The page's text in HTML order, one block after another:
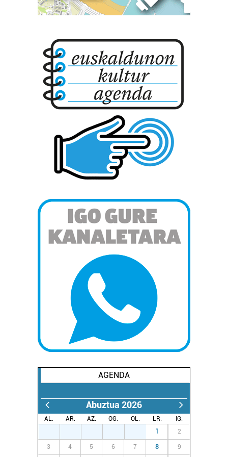
AGENDA
Abuztua 2026
AL. AR. AZ. OG. OL. LR.
IG.
1 2
3 4 5 6 7 8 9